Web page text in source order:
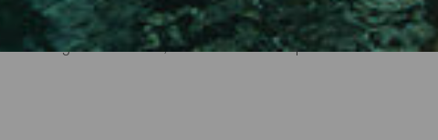
alcuno che non sia la predisposizione di scale, passerelle o
un bagno rinfrescante, ma anche trovare la perfezione di ciò che